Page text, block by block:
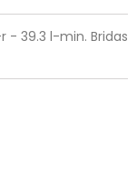
- 39.3 l-min. Bridas